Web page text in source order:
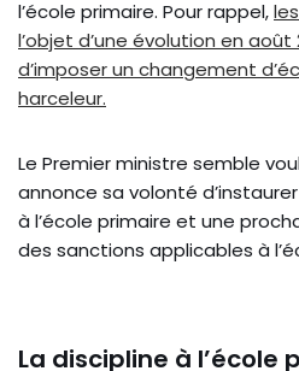
l’école primaire. Pour rappel,
l’objet d’une évolution en
d’imposer un changement
harceleur.
Le Premier ministre semble
annonce sa volonté
à l’école primaire et une
des sanctions applicables à
La discipline à l’école